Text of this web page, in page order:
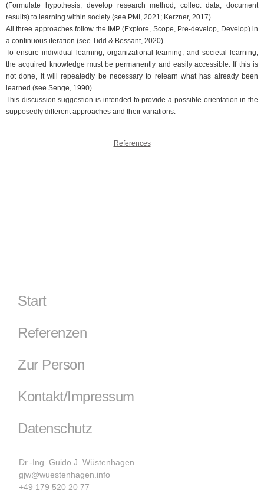
(Formulate hypothesis, develop research method, collect data, document
results) to learning within society (see PMI, 2021; Kerzner, 2017).
All three approaches follow the IMP (Explore, Scope, Pre-develop, Develop) in
a continuous iteration (see Tidd & Bessant, 2020).
To ensure individual learning, organizational learning, and societal learning,
the acquired knowledge must be permanently and easily accessible. If this is
not done, it will repeatedly be necessary to relearn what has already been
learned (see Senge, 1990).
This discussion suggestion is intended to provide a possible orientation in the
supposedly different approaches and their variations.
References
Start
Referenzen
Zur Person
Kontakt/Impressum
Datenschutz
Dr.-Ing. Guido J. Wüstenhagen
gjw@wuestenhagen.info
+49 179 520 20 77